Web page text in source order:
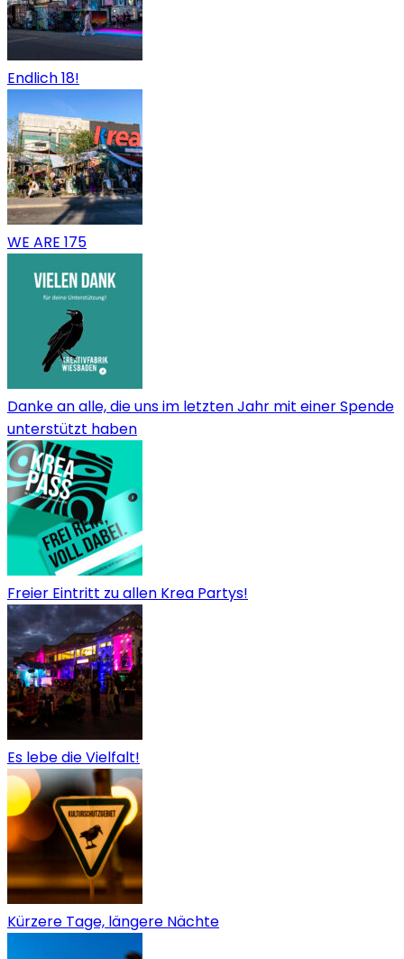
Endlich 18!
WE ARE 175
Danke an alle, die uns im letzten Jahr mit einer Spende
unterstützt haben
Freier Eintritt zu allen Krea Partys!
Es lebe die Vielfalt!
Kürzere Tage, längere Nächte